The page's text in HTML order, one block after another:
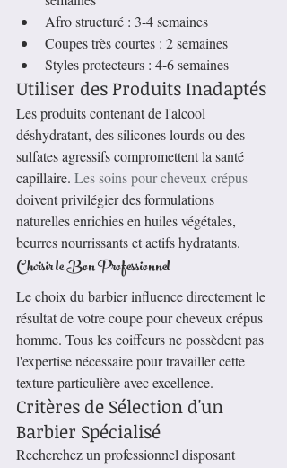
Afro structuré : 3-4 semaines
Coupes très courtes : 2 semaines
Styles protecteurs : 4-6 semaines
Utiliser des Produits Inadaptés
Les produits contenant de l'alcool
déshydratant, des silicones lourds ou des
sulfates agressifs compromettent la santé
capillaire. Les soins pour cheveux crépus
doivent privilégier des formulations
naturelles enrichies en huiles végétales,
beurres nourrissants et actifs hydratants.
Choisir le Bon Professionnel
Le choix du barbier influence directement le
résultat de votre coupe pour cheveux crépus
homme. Tous les coiffeurs ne possèdent pas
l'expertise nécessaire pour travailler cette
texture particulière avec excellence.
Critères de Sélection d'un
Barbier Spécialisé
Recherchez un professionnel disposant